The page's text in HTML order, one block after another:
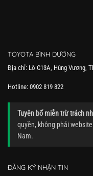
TOYOTA BÌNH DƯƠNG
Địa chỉ: Lô C13A, Hùng Vương,
Hotline: 0902 819 822
Tuyên bố miễn trừ trách
quyền, không phải
Nam.
ĐĂNG KÝ NHẬN TIN